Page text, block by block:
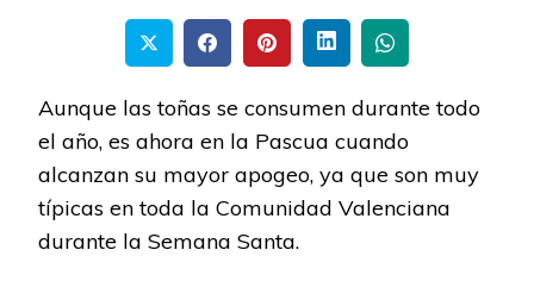
Aunque las toñas se consumen durante todo
el año, es ahora en la Pascua cuando
alcanzan su mayor apogeo, ya que son muy
típicas en toda la Comunidad Valenciana
durante la Semana Santa.